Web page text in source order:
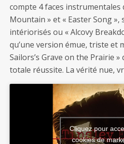
compte 4 faces instrumentales
Mountain » et « Easter Song »,
intériorisés ou « Alcovy
qu’une version émue, triste et
Sailors’s Grave on the Prairie
totale réussite. La vérité nue,
Cliquez pour
cookies de